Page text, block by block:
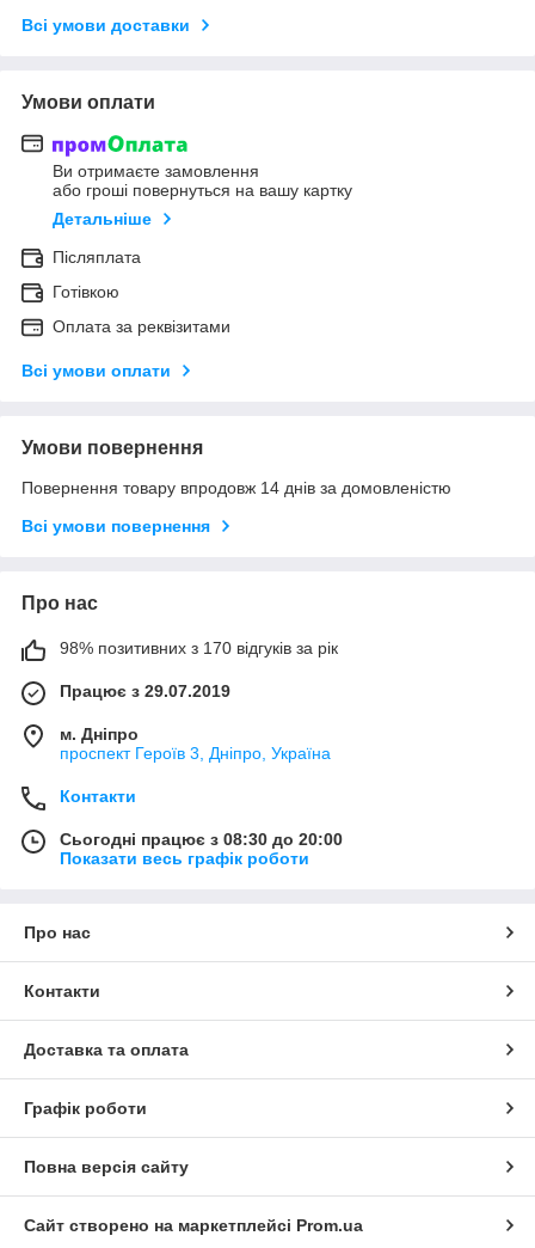
Всі умови доставки
Умови оплати
Ви отримаєте замовлення
або гроші повернуться на вашу картку
Детальніше
Післяплата
Готівкою
Оплата за реквізитами
Всі умови оплати
Умови повернення
Повернення товару впродовж 14 днів за домовленістю
Всі умови повернення
Про нас
98% позитивних з 170 відгуків за рік
Працює з 29.07.2019
м. Дніпро
проспект Героїв 3, Дніпро, Україна
Контакти
Сьогодні працює з 08:30 до 20:00
Показати весь графік роботи
Про нас
Контакти
Доставка та оплата
Графік роботи
Повна версія сайту
Сайт створено на маркетплейсі Prom.ua